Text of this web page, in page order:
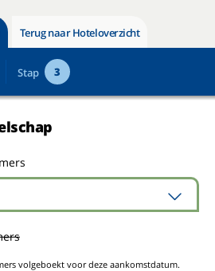
Terug naar Hoteloverzicht
Stap 3
volgeboekt voor deze aankomstdatum.